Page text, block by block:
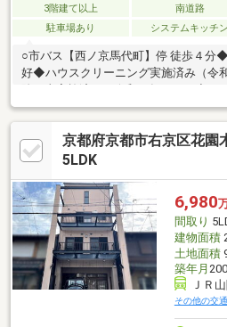
3階建て以上 南道路
駐車場あり
システムキッチン
○市バス【西ノ京馬代町】停 徒歩４分
好◆ハウスクリーニング実施済み（令
裏収納付き【充実設備】・システムキ
き）・浴室（暖房換気乾燥機付き、追
台（三面鏡タイプ、シャワー付き）・
き）・モニター付インターホン【近隣
３７円（ボーナス返済なし）2480万
35年返済審査により適用されない場合
京都府京都市右京区花園
5LDK
6,980
間取り
建物面積
土地面積
築年月
ＪＲ
その他の交通